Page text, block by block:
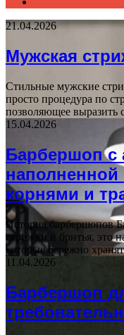
21.04.2026
Мужская
Стильные мужские
просто процедура по
позволяющее
15.04.2026
Барбершоп с
наполненной
корнями и
История барбершопов
стрижки и бритья, это
которые бережно
11.04.2026
Барбершоп